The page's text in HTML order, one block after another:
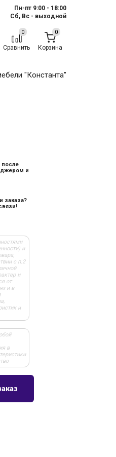
Пн-пт 9:00 - 18:00
Сб, Вс - выходной
Сравнить Корзина
"Константа"
после
и
заказа?
и
с п.2
и
от
и в
и
в